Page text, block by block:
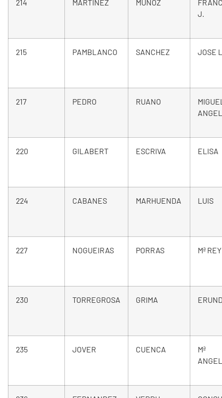
214 MARTINEZ MUÑOZ
J.
215 PAMBLANCO SANCHEZ JOSE
217 PEDRO RUANO
ANGEL
220 GILABERT ESCRIVA ELISA
224 CABANES MARHUENDA LUIS
227 NOGUEIRAS PORRAS Mª
230 TORREGROSA GRIMA
235 JOVER CUENCA
Mª